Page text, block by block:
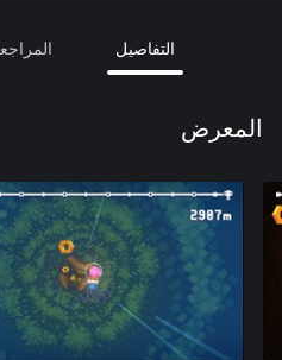
التفاصيل
المعرض